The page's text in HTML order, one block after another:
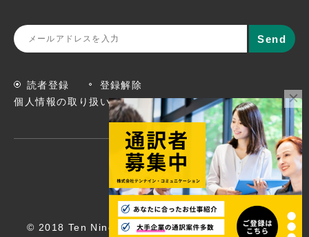
読者登録
登録解除
個人情報の取り扱いについて
© 2018 Ten Nine Communications, Inc. All rights